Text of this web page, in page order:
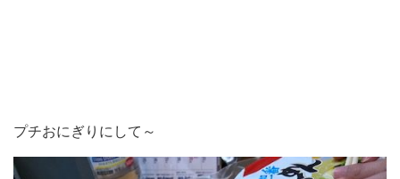
プチおにぎりにして～